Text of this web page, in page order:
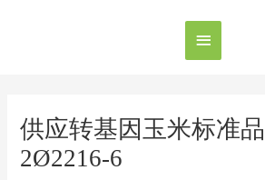
供应转基因玉米标准
2Ø2216-6